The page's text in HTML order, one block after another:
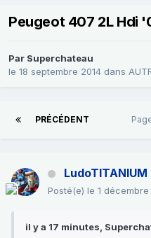
Peugeot 407 2L Hdi
Par Superchateau
le 18 septembre 2014 dans
PRÉCÉDENT
LudoTITANIUM
Posté(e) le 1
il y a 17 minutes,